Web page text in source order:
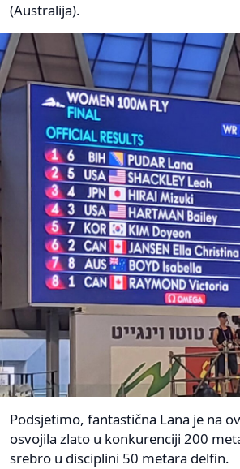
(Australija).
Podsjetimo, fantastična Lana je na
osvojila zlato u konkurenciji 200
srebro u disciplini 50 metara delfin.